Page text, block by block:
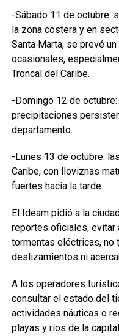
-Sábado 11 de octubre:
la zona costera y en
Santa Marta, se prevé
ocasionales,
Troncal del Caribe.
-Domingo 12 de
precipitaciones
departamento.
-Lunes 13 de octubre:
Caribe, con lloviznas
fuertes hacia la tarde.
El Ideam pidió a la
reportes oficiales, evitar
tormentas eléctricas, no
deslizamientos ni
A los operadores
consultar el estado del
actividades náuticas o
playas y ríos de la